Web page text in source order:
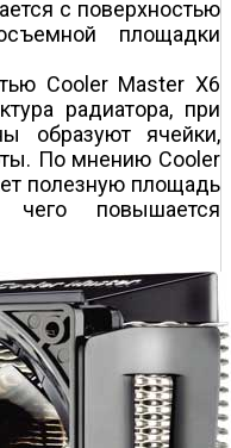
с поверхностью
площадки
Cooler Master X6
радиатора, при
образуют ячейки,
По мнению Cooler
полезную площадь
чего повышается